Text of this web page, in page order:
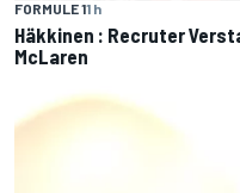
FORMULE 11 h
Häkkinen : Recruter
McLaren